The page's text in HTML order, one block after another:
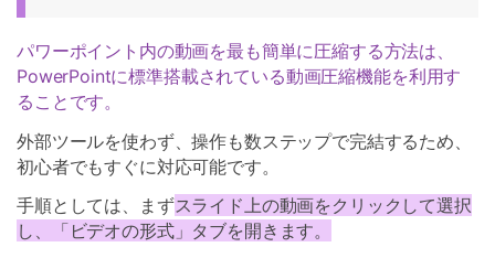
パワーポイント内の動画を最も簡単に圧縮する方法は、
PowerPointに標準搭載されている動画圧縮機能を利用す
ることです。
外部ツールを使わず、操作も数ステップで完結するため、
初心者でもすぐに対応可能です。
手順としては、まずスライド上の動画をクリックして選択
し、「ビデオの形式」タブを開きます。